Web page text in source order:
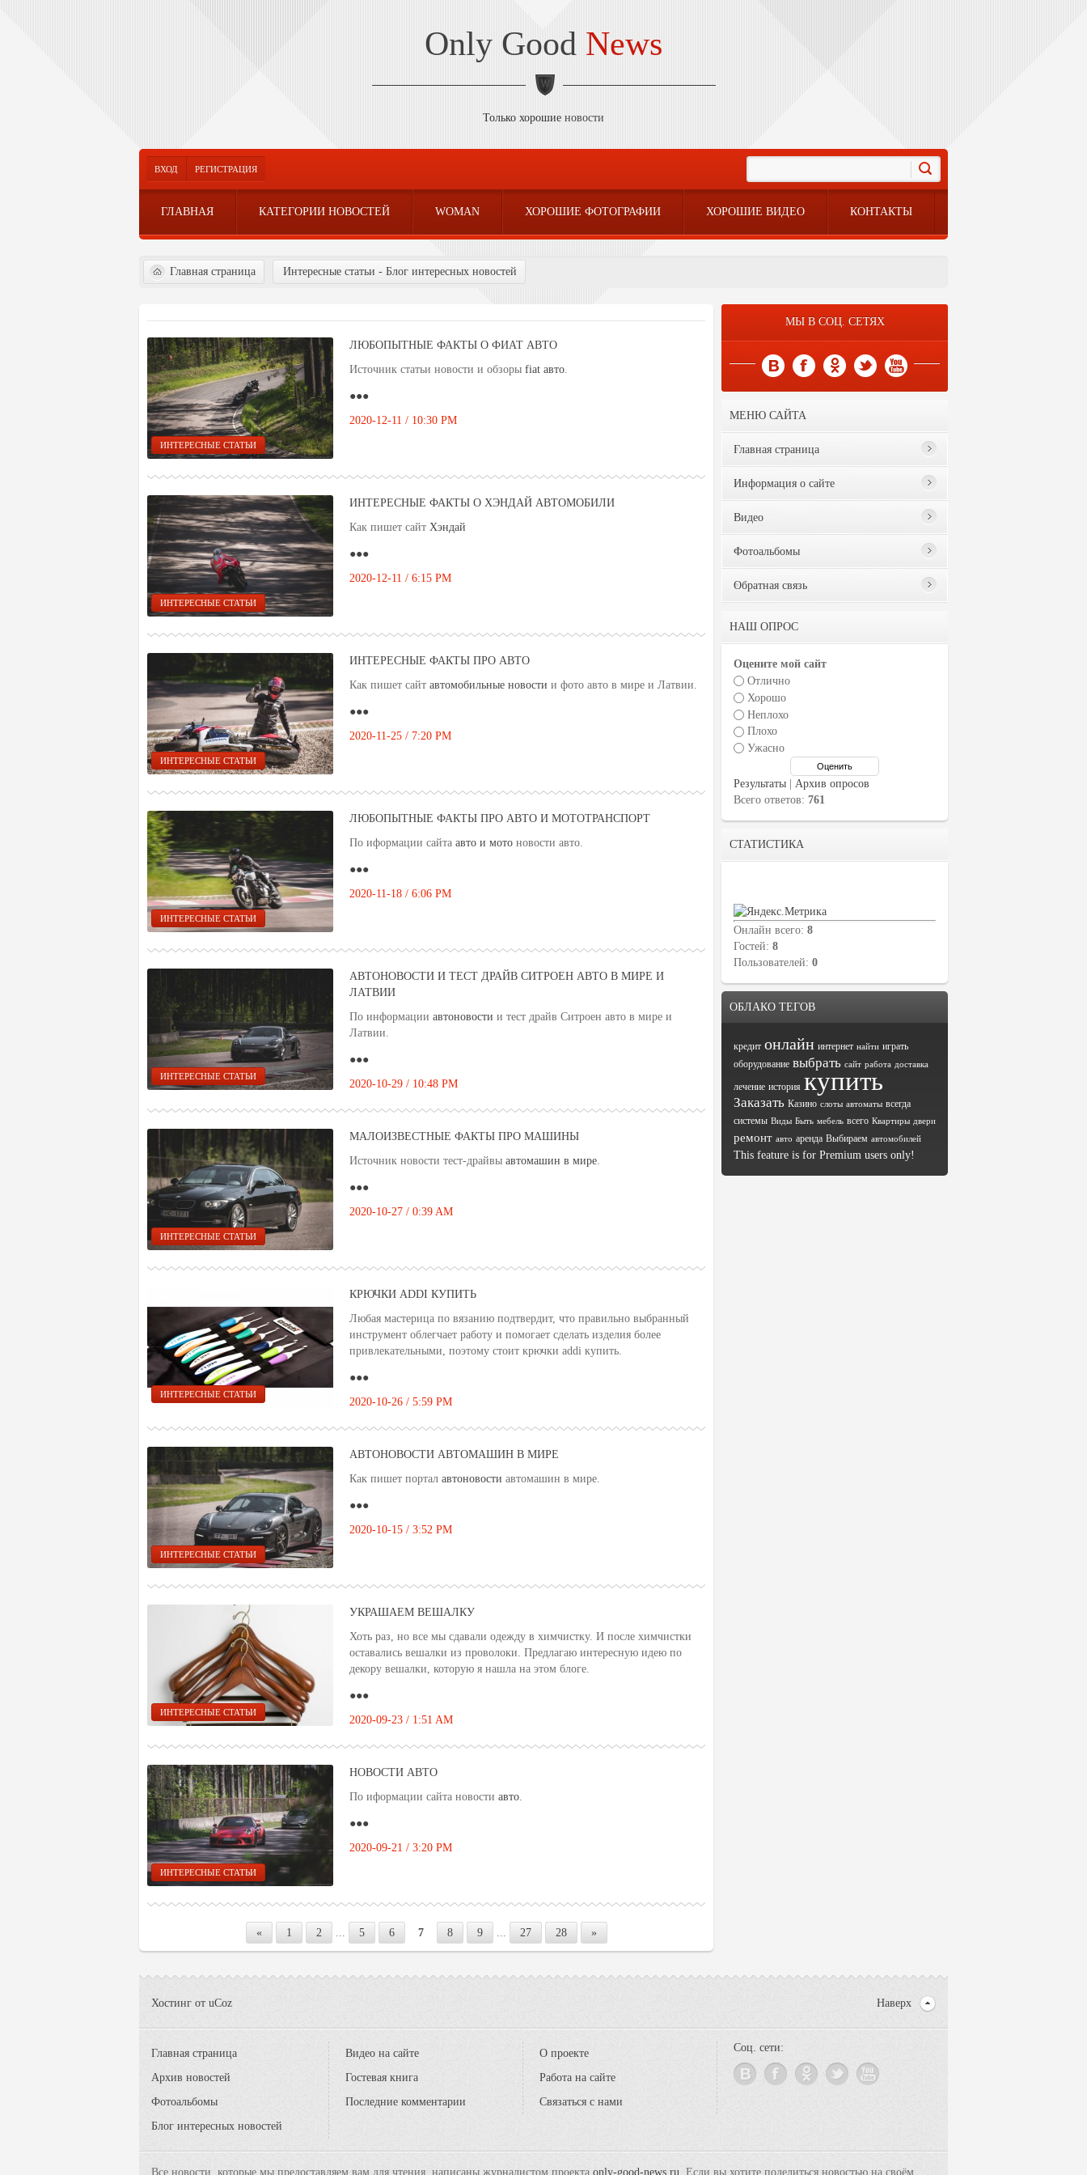
Only Good News
Только хорошие новости
ВХОД РЕГИСТРАЦИЯ
ГЛАВНАЯ КАТЕГОРИИ НОВОСТЕЙ WOMAN ХОРОШИЕ ФОТОГРАФИИ ХОРОШИЕ ВИДЕО КОНТАКТЫ
Главная страница Интересные статьи - Блог интересных новостей
ИНТЕРЕСНЫЕ СТАТЬИ
ЛЮБОПЫТНЫЕ ФАКТЫ О ФИАТ АВТО
Источник статьи новости и обзоры fiat авто.
●●●
2020-12-11 / 10:30 PM
ИНТЕРЕСНЫЕ СТАТЬИ
ИНТЕРЕСНЫЕ ФАКТЫ О ХЭНДАЙ АВТОМОБИЛИ
Как пишет сайт Хэндай
●●●
2020-12-11 / 6:15 PM
ИНТЕРЕСНЫЕ СТАТЬИ
ИНТЕРЕСНЫЕ ФАКТЫ ПРО АВТО
Как пишет сайт автомобильные новости и фото авто в мире и Латвии.
●●●
2020-11-25 / 7:20 PM
ИНТЕРЕСНЫЕ СТАТЬИ
ЛЮБОПЫТНЫЕ ФАКТЫ ПРО АВТО И МОТОТРАНСПОРТ
По иформации сайта авто и мото новости авто.
●●●
2020-11-18 / 6:06 PM
ИНТЕРЕСНЫЕ СТАТЬИ
АВТОНОВОСТИ И ТЕСТ ДРАЙВ СИТРОЕН АВТО В МИРЕ И
ЛАТВИИ
По информации автоновости и тест драйв Ситроен авто в мире и
Латвии.
●●●
2020-10-29 / 10:48 PM
ИНТЕРЕСНЫЕ СТАТЬИ
МАЛОИЗВЕСТНЫЕ ФАКТЫ ПРО МАШИНЫ
Источник новости тест-драйвы автомашин в мире.
●●●
2020-10-27 / 0:39 AM
ИНТЕРЕСНЫЕ СТАТЬИ
КРЮЧКИ ADDI КУПИТЬ
Любая мастерица по вязанию подтвердит, что правильно выбранный
инструмент облегчает работу и помогает сделать изделия более
привлекательными, поэтому стоит крючки addi купить.
●●●
2020-10-26 / 5:59 PM
ИНТЕРЕСНЫЕ СТАТЬИ
АВТОНОВОСТИ АВТОМАШИН В МИРЕ
Как пишет портал автоновости автомашин в мире.
●●●
2020-10-15 / 3:52 PM
ИНТЕРЕСНЫЕ СТАТЬИ
УКРАШАЕМ ВЕШАЛКУ
Хоть раз, но все мы сдавали одежду в химчистку. И после химчистки
оставались вешалки из проволоки. Предлагаю интересную идею по
декору вешалки, которую я нашла на этом блоге.
●●●
2020-09-23 / 1:51 AM
ИНТЕРЕСНЫЕ СТАТЬИ
НОВОСТИ АВТО
По иформации сайта новости авто.
●●●
2020-09-21 / 3:20 PM
« 1 2 ... 5 6 7 8 9 ... 27 28 »
МЫ В СОЦ. СЕТЯХ
МЕНЮ САЙТА
Главная страница
Информация о сайте
Видео
Фотоальбомы
Обратная связь
НАШ ОПРОС
Оцените мой сайт
Отлично
Хорошо
Неплохо
Плохо
Ужасно
Результаты
Архив опросов
Всего ответов: 761
СТАТИСТИКА
Онлайн всего: 8
Гостей: 8
Пользователей: 0
ОБЛАКО ТЕГОВ
кредит онлайн интернет найти играть
оборудование выбрать сайт работа доставка
лечение история купить
Заказать Казино слоты автоматы всегда
системы Виды Быть мебель всего Квартиры двери
ремонт авто аренда Выбираем автомобилей
This feature is for Premium users only!
Хостинг от uCoz Наверх
Главная страница
Архив новостей
Фотоальбомы
Блог интересных новостей
Видео на сайте
Гостевая книга
Последние комментарии
О проекте
Работа на сайте
Связаться с нами
Соц. сети:
Все новости, которые мы предоставляем вам для чтения, написаны журналистом проекта only-good-news.ru . Если вы хотите поделиться новостью на своём